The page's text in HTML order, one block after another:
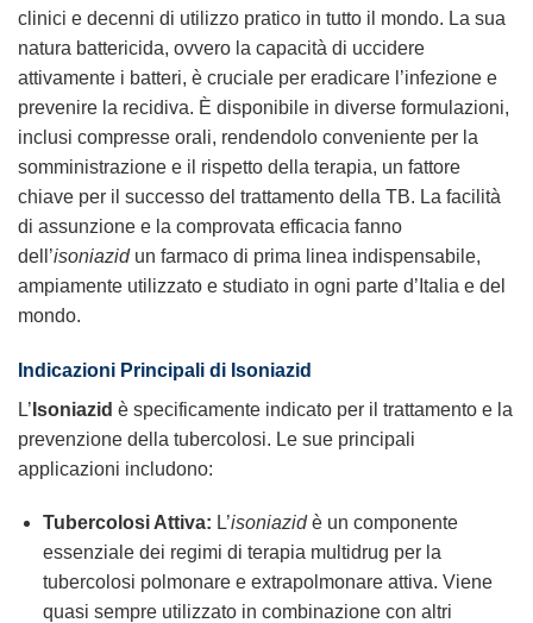
clinici e decenni di utilizzo pratico in tutto il mondo. La sua
natura battericida, ovvero la capacità di uccidere
attivamente i batteri, è cruciale per eradicare l’infezione e
prevenire la recidiva. È disponibile in diverse formulazioni,
inclusi compresse orali, rendendolo conveniente per la
somministrazione e il rispetto della terapia, un fattore
chiave per il successo del trattamento della TB. La facilità
di assunzione e la comprovata efficacia fanno
dell’isoniazidun farmaco di prima linea indispensabile,
ampiamente utilizzato e studiato in ogni parte d’Italia e del
mondo.
Indicazioni Principali di Isoniazid
L’ Isoniazid è specificamente indicato per il trattamento e la
prevenzione della tubercolosi. Le sue principali
applicazioni includono:
Tubercolosi Attiva: L’isoniazidè un componente
essenziale dei regimi di terapia multidrug per la
tubercolosi polmonare e extrapolmonare attiva. Viene
quasi sempre utilizzato in combinazione con altri